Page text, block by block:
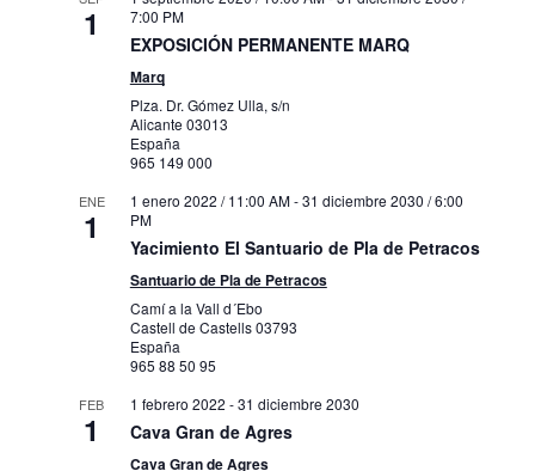
1
7:00 PM
EXPOSICIÓN PERMANENTE MARQ
Marq
Plza. Dr. Gómez Ulla, s/n
Alicante 03013
España
965 149 000
ENE
1
1 enero 2022 / 11:00 AM-31 diciembre 2030 / 6:00
PM
Yacimiento El Santuario de Pla de Petracos
Santuario de Pla de Petracos
Camí a la Vall d´Ebo
Castell de Castells03793
España
965 88 50 95
FEB
1
1 febrero 2022 -31 diciembre 2030
Cava Gran de Agres
Cava Gran de Agres